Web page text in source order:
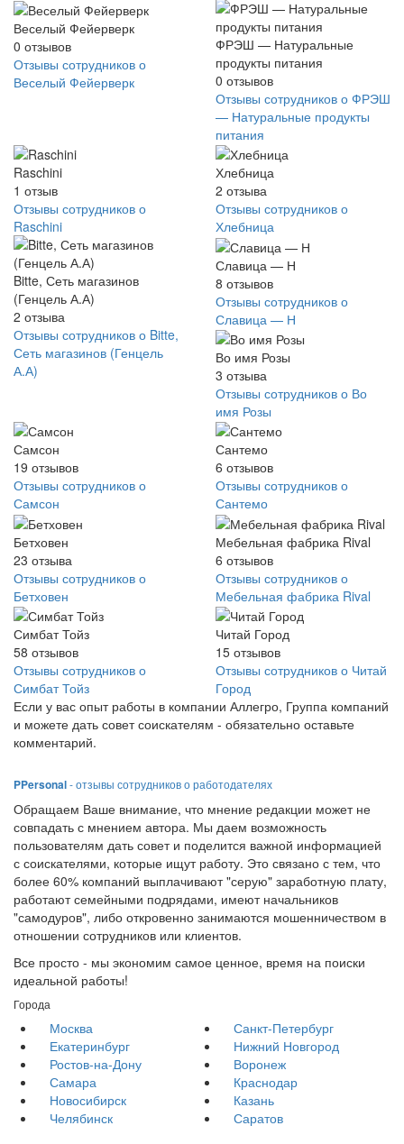
Веселый Фейерверк
0 отзывов
Отзывы сотрудников о
Веселый Фейерверк
ФРЭШ — Натуральные
продукты питания
0 отзывов
Отзывы сотрудников о ФРЭШ
— Натуральные продукты
питания
Raschini
1 отзыв
Отзывы сотрудников о
Raschini
Хлебница
2 отзыва
Отзывы сотрудников о
Хлебница
Bitte, Сеть магазинов
(Генцель А.А)
2 отзыва
Отзывы сотрудников о Bitte,
Сеть магазинов (Генцель
А.А)
Славица — Н
8 отзывов
Отзывы сотрудников о
Славица — Н
Во имя Розы
3 отзыва
Отзывы сотрудников о Во
имя Розы
Самсон
19 отзывов
Отзывы сотрудников о
Самсон
Сантемо
6 отзывов
Отзывы сотрудников о
Сантемо
Бетховен
23 отзыва
Отзывы сотрудников о
Бетховен
Мебельная фабрика Rival
6 отзывов
Отзывы сотрудников о
Мебельная фабрика Rival
Симбат Тойз
58 отзывов
Отзывы сотрудников о
Симбат Тойз
Читай Город
15 отзывов
Отзывы сотрудников о Читай
Город
Если у вас опыт работы в компании Аллегро, Группа компаний
и можете дать совет соискателям - обязательно оставьте
комментарий.
PPersonal- отзывы сотрудников о работодателях
Обращаем Ваше внимание, что мнение редакции может не
совпадать с мнением автора. Мы даем возможность
пользователям дать совет и поделится важной информацией
с соискателями, которые ищут работу. Это связано с тем, что
более 60% компаний выплачивают "серую" заработную плату,
работают семейными подрядами, имеют начальников
"самодуров", либо откровенно занимаются мошенничеством в
отношении сотрудников или клиентов.
Все просто - мы экономим самое ценное, время на поиски
идеальной работы!
Города
Москва
Санкт-Петербург
Екатеринбург
Нижний Новгород
Ростов-на-Дону
Воронеж
Самара
Краснодар
Новосибирск
Казань
Челябинск
Саратов